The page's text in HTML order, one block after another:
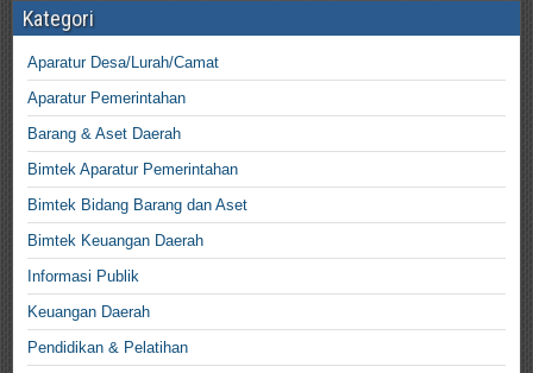
Kategori
Aparatur Desa/Lurah/Camat
Aparatur Pemerintahan
Barang & Aset Daerah
Bimtek Aparatur Pemerintahan
Bimtek Bidang Barang dan Aset
Bimtek Keuangan Daerah
Informasi Publik
Keuangan Daerah
Pendidikan & Pelatihan